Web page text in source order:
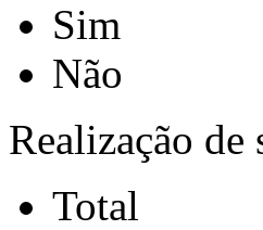
Sim
Não
Realização
Total